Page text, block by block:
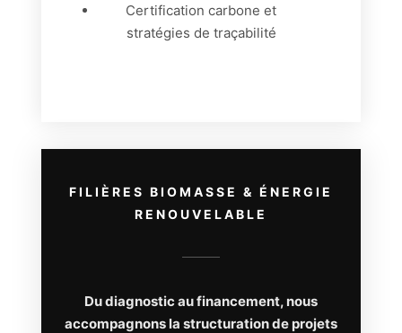
Certification carbone et
stratégies de traçabilité
FILIÈRES BIOMASSE & ÉNERGIE
RENOUVELABLE
Du diagnostic au financement, nous
accompagnons la structuration de projets